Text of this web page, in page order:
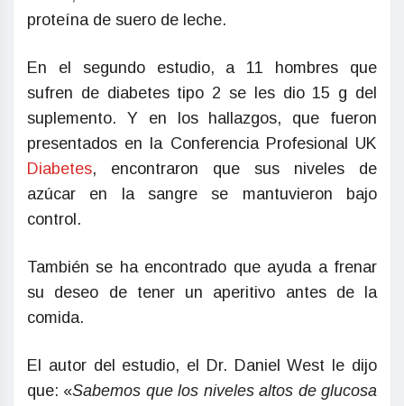
proteína de suero de leche.
En el segundo estudio, a 11 hombres que
sufren de diabetes tipo 2 se les dio 15 g del
suplemento. Y en los hallazgos, que fueron
presentados en la Conferencia Profesional UK
Diabetes, encontraron que sus niveles de
azúcar en la sangre se mantuvieron bajo
control.
También se ha encontrado que ayuda a frenar
su deseo de tener un aperitivo antes de la
comida.
El autor del estudio, el Dr. Daniel West le dijo
que: «Sabemos que los niveles altos de glucosa